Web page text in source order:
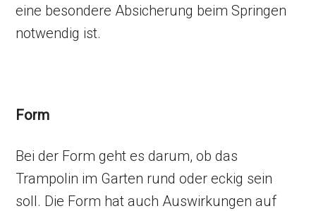
eine besondere Absicherung beim Springen
notwendig ist.
Form
Bei der Form geht es darum, ob das
Trampolin im Garten rund oder eckig sein
soll. Die Form hat auch Auswirkungen auf